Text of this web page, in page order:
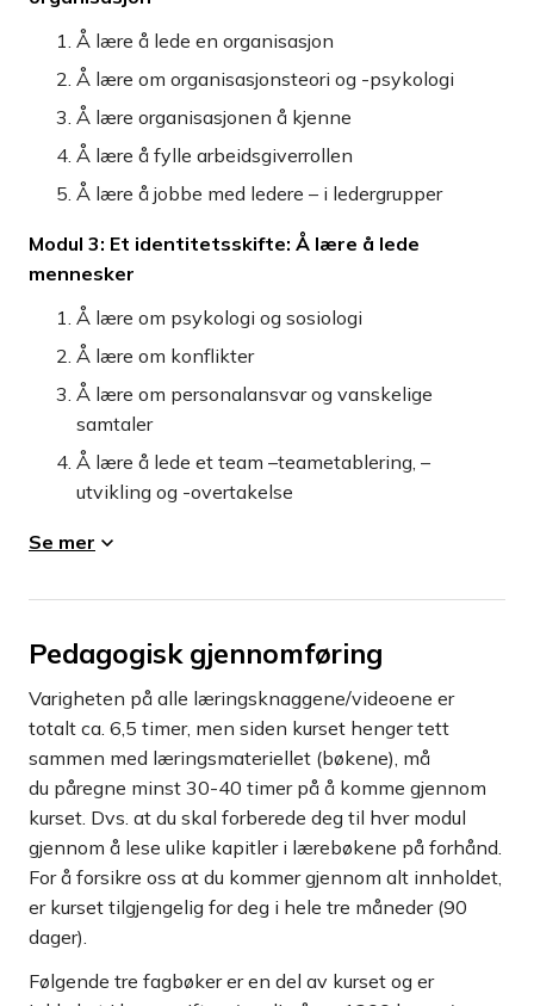
Å lære å lede en organisasjon
Å lære om organisasjonsteori og -psykologi
Å lære organisasjonen å kjenne
Å lære å fylle arbeidsgiverrollen
Å lære å jobbe med ledere – i ledergrupper
Modul 3: Et identitetsskifte: Å lære å lede
mennesker
Å lære om psykologi og sosiologi
Å lære om konflikter
Å lære om personalansvar og vanskelige
samtaler
Å lære å lede et team –teametablering, –
utvikling og -overtakelse
Se mer
Pedagogisk gjennomføring
Varigheten på alle læringsknaggene/videoene er
totalt ca. 6,5 timer, men siden kurset henger tett
sammen med læringsmateriellet (bøkene), må
du påregne minst 30-40 timer på å komme gjennom
kurset. Dvs. at du skal forberede deg til hver modul
gjennom å lese ulike kapitler i lærebøkene på forhånd.
For å forsikre oss at du kommer gjennom alt innholdet,
er kurset tilgjengelig for deg i hele tre måneder (90
dager).
Følgende tre fagbøker er en del av kurset og er